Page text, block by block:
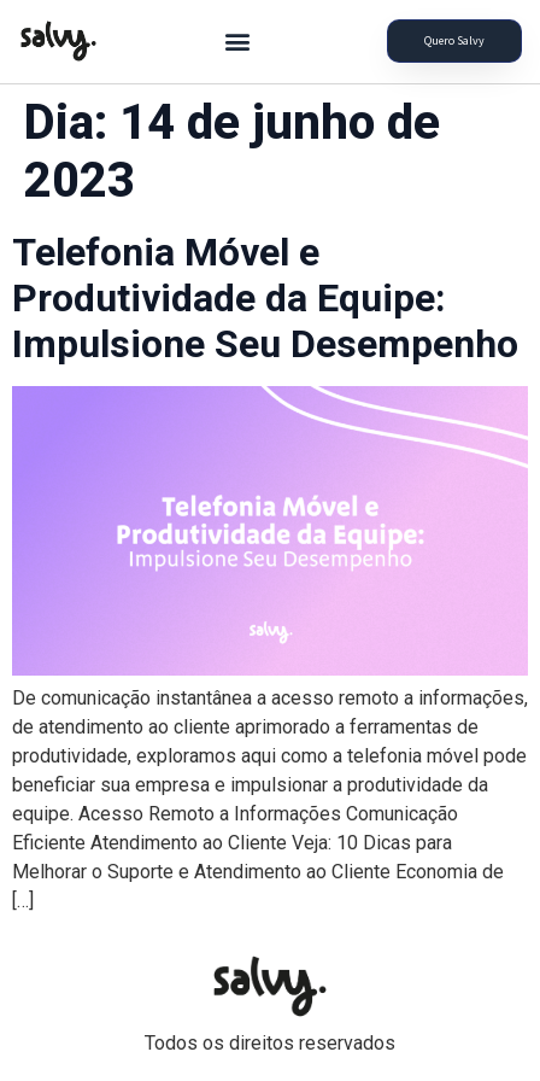
Quero Salvy
Dia: 14 de junho de
2023
Telefonia Móvel e
Produtividade da Equipe:
Impulsione Seu Desempenho
De comunicação instantânea a acesso remoto a informações,
de atendimento ao cliente aprimorado a ferramentas de
produtividade, exploramos aqui como a telefonia móvel pode
beneficiar sua empresa e impulsionar a produtividade da
equipe. Acesso Remoto a Informações Comunicação
Eficiente Atendimento ao Cliente Veja: 10 Dicas para
Melhorar o Suporte e Atendimento ao Cliente Economia de
[…]
Todos os direitos reservados